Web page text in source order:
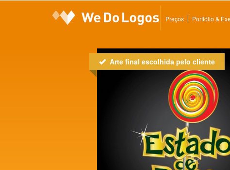
Preços Portfólio &
Arte final escolhida pelo cliente